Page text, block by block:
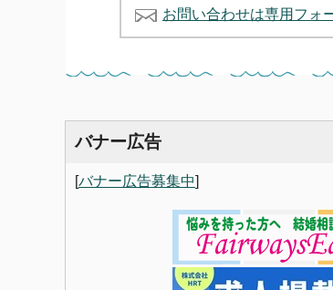
お問い合わせは専用フォ
バナー広告
[バナー広告募集中]